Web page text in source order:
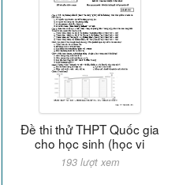
Đề thi thử THPT Quốc gia
cho học sinh (học vi
193 lượt xem